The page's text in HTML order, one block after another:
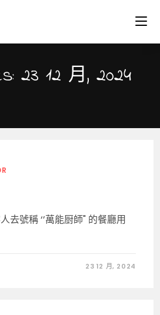
23 12 月, 2024
去號稱 ‘’萬能厨師" 的餐廳用
23 12 月, 2024